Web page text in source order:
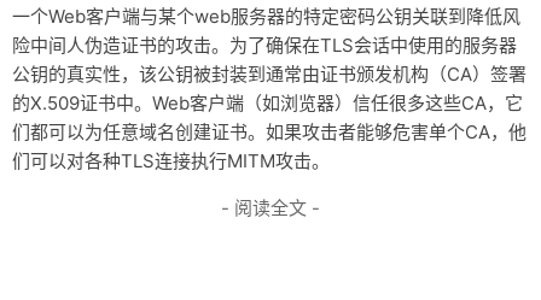
一个Web客户端与某个web服务器的特定密码公钥关联到降低风
险中间人伪造证书的攻击。为了确保在TLS会话中使用的服务器
公钥的真实性，该公钥被封装到通常由证书颁发机构（CA）签署
的X.509证书中。Web客户端（如浏览器）信任很多这些CA，它
们都可以为任意域名创建证书。如果攻击者能够危害单个CA，他
们可以对各种TLS连接执行MITM攻击。
- 阅读全文 -